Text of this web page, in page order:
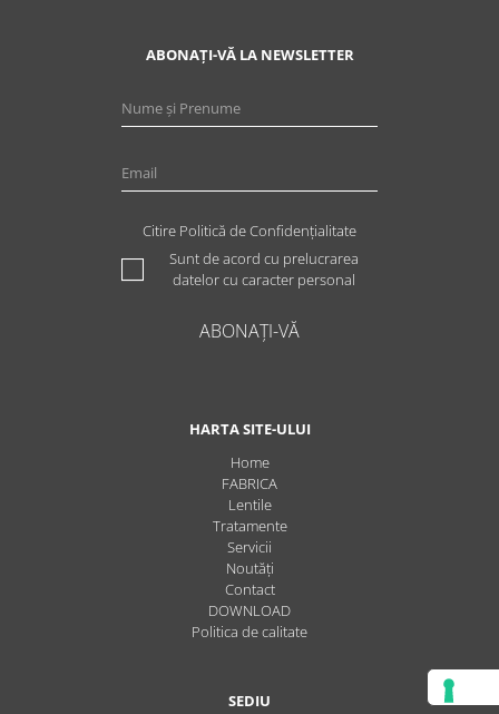
ABONAȚI-VĂ LA NEWSLETTER
Citire Politică de Confidențialitate
Sunt de acord cu prelucrarea
datelor cu caracter personal
ABONAȚI-VĂ
HARTA SITE-ULUI
Home
FABRICA
Lentile
Tratamente
Servicii
Noutăți
Contact
DOWNLOAD
Politica de calitate
SEDIU